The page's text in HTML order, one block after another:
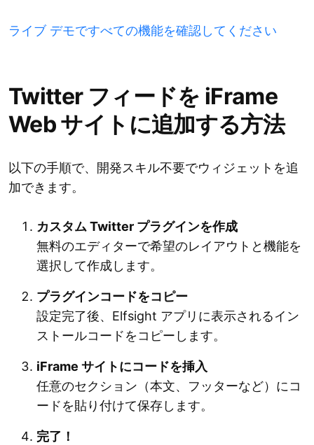
ライブ デモですべての機能を確認してください
Twitter フィードを iFrame
Web サイトに追加する方法
以下の手順で、開発スキル不要でウィジェットを追
加できます。
カスタム Twitter プラグインを作成
無料のエディターで希望のレイアウトと機能を
選択して作成します。
プラグインコードをコピー
設定完了後、Elfsight アプリに表示されるイン
ストールコードをコピーします。
iFrame サイトにコードを挿入
任意のセクション（本文、フッターなど）にコ
ードを貼り付けて保存します。
完了！